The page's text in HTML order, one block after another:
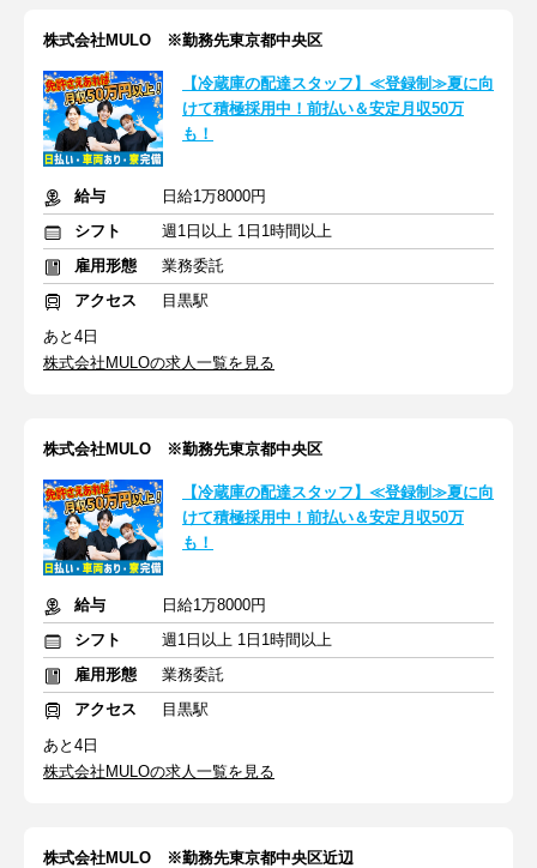
株式会社MULO ※勤務先東京都中央区
【冷蔵庫の配達スタッフ】≪登録制≫夏に向
けて積極採用中！前払い＆安定月収50万
も！
給与
日給1万8000円
シフト
週1日以上 1日1時間以上
雇用形態
業務委託
アクセス
目黒駅
あと4日
株式会社MULOの求人一覧を見る
株式会社MULO ※勤務先東京都中央区
【冷蔵庫の配達スタッフ】≪登録制≫夏に向
けて積極採用中！前払い＆安定月収50万
も！
給与
日給1万8000円
シフト
週1日以上 1日1時間以上
雇用形態
業務委託
アクセス
目黒駅
あと4日
株式会社MULOの求人一覧を見る
株式会社MULO ※勤務先東京都中央区近辺